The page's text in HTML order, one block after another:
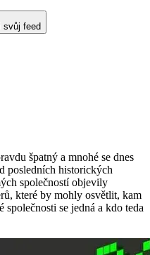
svůj feed
špatný a mnohé se dnes
posledních historických
společností objevily
které by mohly osvětlit, kam
se jedná a kdo teda